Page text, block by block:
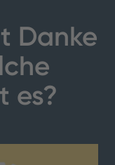
Danke
es?